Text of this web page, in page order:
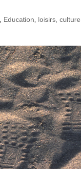
Education, loisirs, culture